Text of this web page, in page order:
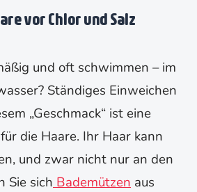
vor Chlor und Salz
und oft schwimmen – im
Ständiges Einweichen
„Geschmack“ ist eine
die Haare. Ihr Haar kann
und zwar nicht nur an den
Sie sich Bademützen aus